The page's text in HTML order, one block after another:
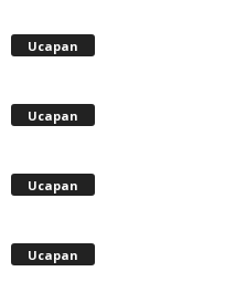
Ucapan
Ucapan
Ucapan
Ucapan